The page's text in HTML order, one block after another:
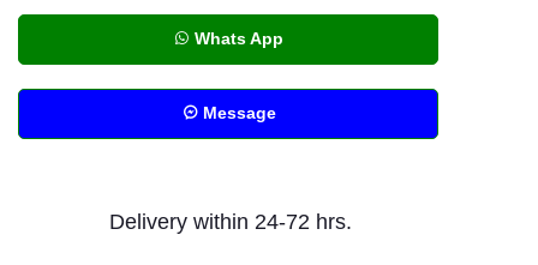
Whats App
Message
Delivery within 24-72 hrs.